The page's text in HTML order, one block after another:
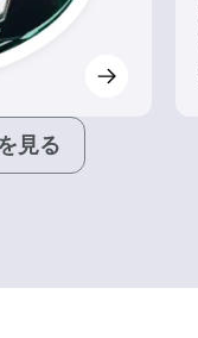
見る